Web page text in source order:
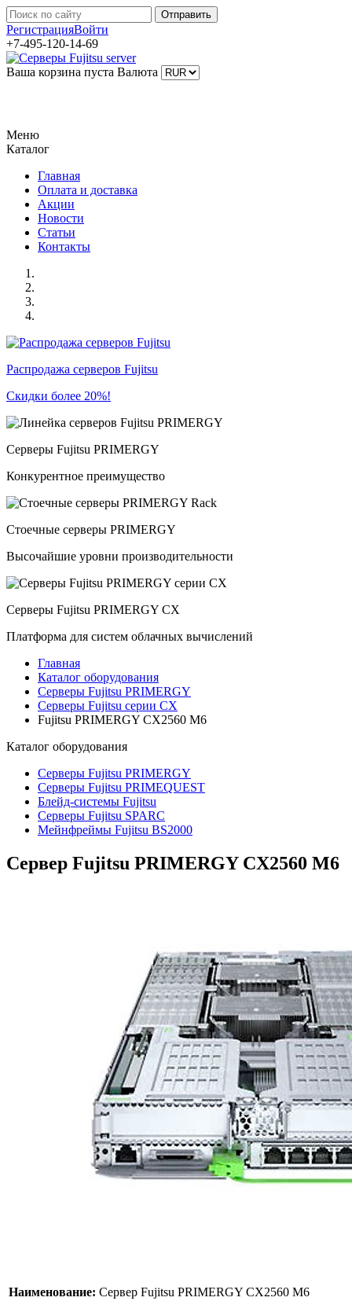
РегистрацияВойти
+7-495-120-14-69
Ваша корзина пуста Валюта
Меню
Каталог
Главная
Оплата и доставка
Акции
Новости
Статьи
Контакты
Распродажа серверов Fujitsu
Скидки более 20%!
Серверы Fujitsu PRIMERGY
Конкурентное преимущество
Стоечные серверы PRIMERGY
Высочайшие уровни производительности
Серверы Fujitsu PRIMERGY CX
Платформа для систем облачных вычислений
Главная
Каталог оборудования
Серверы Fujitsu PRIMERGY
Серверы Fujitsu серии CX
Fujitsu PRIMERGY CX2560 M6
Каталог оборудования
Серверы Fujitsu PRIMERGY
Серверы Fujitsu PRIMEQUEST
Блейд-системы Fujitsu
Серверы Fujitsu SPARC
Мейнфреймы Fujitsu BS2000
Сервер Fujitsu PRIMERGY CX2560 M6
Наименование: Сервер Fujitsu PRIMERGY CX2560 M6